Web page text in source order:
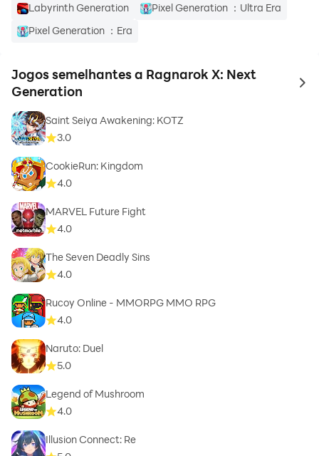
Labyrinth Generation
Pixel Generation ：Ultra Era
Pixel Generation ：Era
Jogos semelhantes a Ragnarok X: Next
Generation
to
Saint Seiya Awakening: KOTZ
3.0
CookieRun: Kingdom
4.0
MARVEL Future Fight
4.0
The Seven Deadly Sins
4.0
Rucoy Online - MMORPG MMO RPG
4.0
Naruto: Duel
5.0
Legend of Mushroom
4.0
Illusion Connect: Re